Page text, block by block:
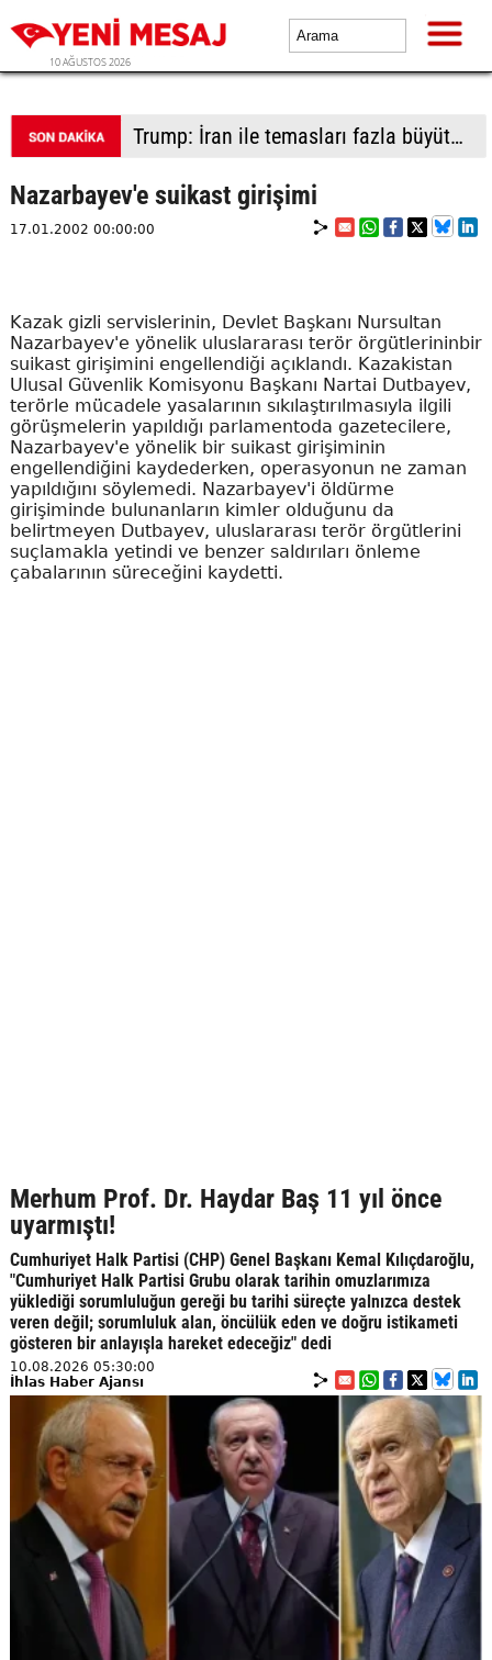
10 AĞUSTOS 2026
İsrailli yerleşimciler işgali derinleştirmek için Batı Şeria'da yeni yasa dışı yerleşime taşınmaya başladı
Nazarbayev'e suikast girişimi
17.01.2002 00:00:00
Kazak gizli servislerinin, Devlet Başkanı Nursultan
Nazarbayev'e yönelik uluslararası terör örgütlerininbir
suikast girişimini engellendiği açıklandı. Kazakistan
Ulusal Güvenlik Komisyonu Başkanı Nartai Dutbayev,
terörle mücadele yasalarının sıkılaştırılmasıyla ilgili
görüşmelerin yapıldığı parlamentoda gazetecilere,
Nazarbayev'e yönelik bir suikast girişiminin
engellendiğini kaydederken, operasyonun ne zaman
yapıldığını söylemedi. Nazarbayev'i öldürme
girişiminde bulunanların kimler olduğunu da
belirtmeyen Dutbayev, uluslararası terör örgütlerini
suçlamakla yetindi ve benzer saldırıları önleme
çabalarının süreceğini kaydetti.
Merhum Prof. Dr. Haydar Baş 11 yıl önce
uyarmıştı!
Cumhuriyet Halk Partisi (CHP) Genel Başkanı Kemal Kılıçdaroğlu,
"Cumhuriyet Halk Partisi Grubu olarak tarihin omuzlarımıza
yüklediği sorumluluğun gereği bu tarihi süreçte yalnızca destek
veren değil; sorumluluk alan, öncülük eden ve doğru istikameti
gösteren bir anlayışla hareket edeceğiz" dedi
10.08.2026 05:30:00
İhlas Haber Ajansı